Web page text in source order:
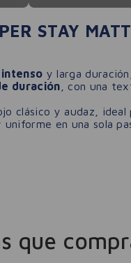
STAY
y larga
duración , con una
clásico y audaz, ideal
en una sola
que